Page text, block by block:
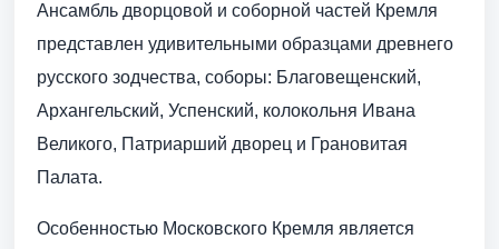
Ансамбль дворцовой и соборной частей Кремля
представлен удивительными образцами древнего
русского зодчества, соборы: Благовещенский,
Архангельский, Успенский, колокольня Ивана
Великого, Патриарший дворец и Грановитая
Палата.
Особенностью Московского Кремля является